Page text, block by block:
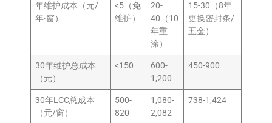
年维护成本（元/
年·窗）
<5（免
维护）
20-
40（10
年重
涂）
15-30（8年
更换密封条/
五金）
30年维护总成本
（元）
<150
600-
1,200
450-900
30年LCC总成本
（元/窗）
500-
820
1,080-
2,082
738-1,424